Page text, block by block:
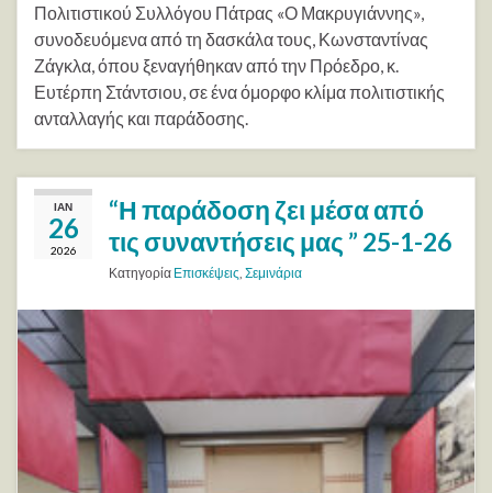
Πολιτιστικού Συλλόγου Πάτρας «Ο Μακρυγιάννης»,
συνοδευόμενα από τη δασκάλα τους, Κωνσταντίνας
Ζάγκλα, όπου ξεναγήθηκαν από την Πρόεδρο, κ.
Ευτέρπη Στάντσιου, σε ένα όμορφο κλίμα πολιτιστικής
ανταλλαγής και παράδοσης.
ΙΑΝ
26
2026
“Η παράδοση ζει μέσα από
τις συναντήσεις μας ” 25-1-26
Κατηγορία Επισκέψεις Σεμινάρια